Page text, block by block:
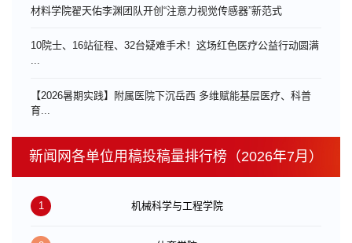
材料学院翟天佑李渊团队开创“注意力视觉传感器”新范式
10院士、16站征程、32台疑难手术！这场红色医疗公益行动圆满
...
【2026暑期实践】附属医院下沉岳西 多维赋能基层医疗、科普
育...
新闻网各单位用稿投稿量排行榜（2026年7月）
1 机械科学与工程学院